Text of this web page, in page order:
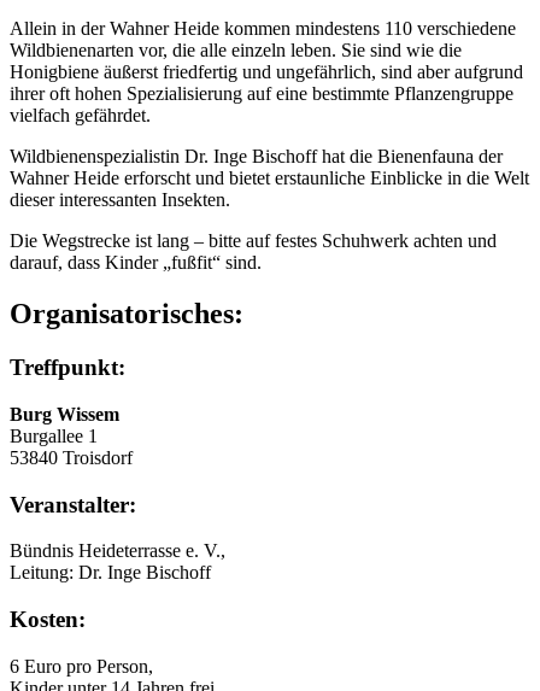
Allein in der Wahner Heide kommen mindestens 110 verschiedene
Wildbienenarten vor, die alle einzeln leben. Sie sind wie die
Honigbiene äußerst friedfertig und ungefährlich, sind aber aufgrund
ihrer oft hohen Spezialisierung auf eine bestimmte Pflanzengruppe
vielfach gefährdet.
Wildbienenspezialistin Dr. Inge Bischoff hat die Bienenfauna der
Wahner Heide erforscht und bietet erstaunliche Einblicke in die Welt
dieser interessanten Insekten.
Die Wegstrecke ist lang – bitte auf festes Schuhwerk achten und
darauf, dass Kinder „fußfit“ sind.
Organisatorisches:
Treffpunkt:
Burg Wissem
Burgallee 1
53840 Troisdorf
Veranstalter:
Bündnis Heideterrasse e. V.,
Leitung: Dr. Inge Bischoff
Kosten:
6 Euro pro Person,